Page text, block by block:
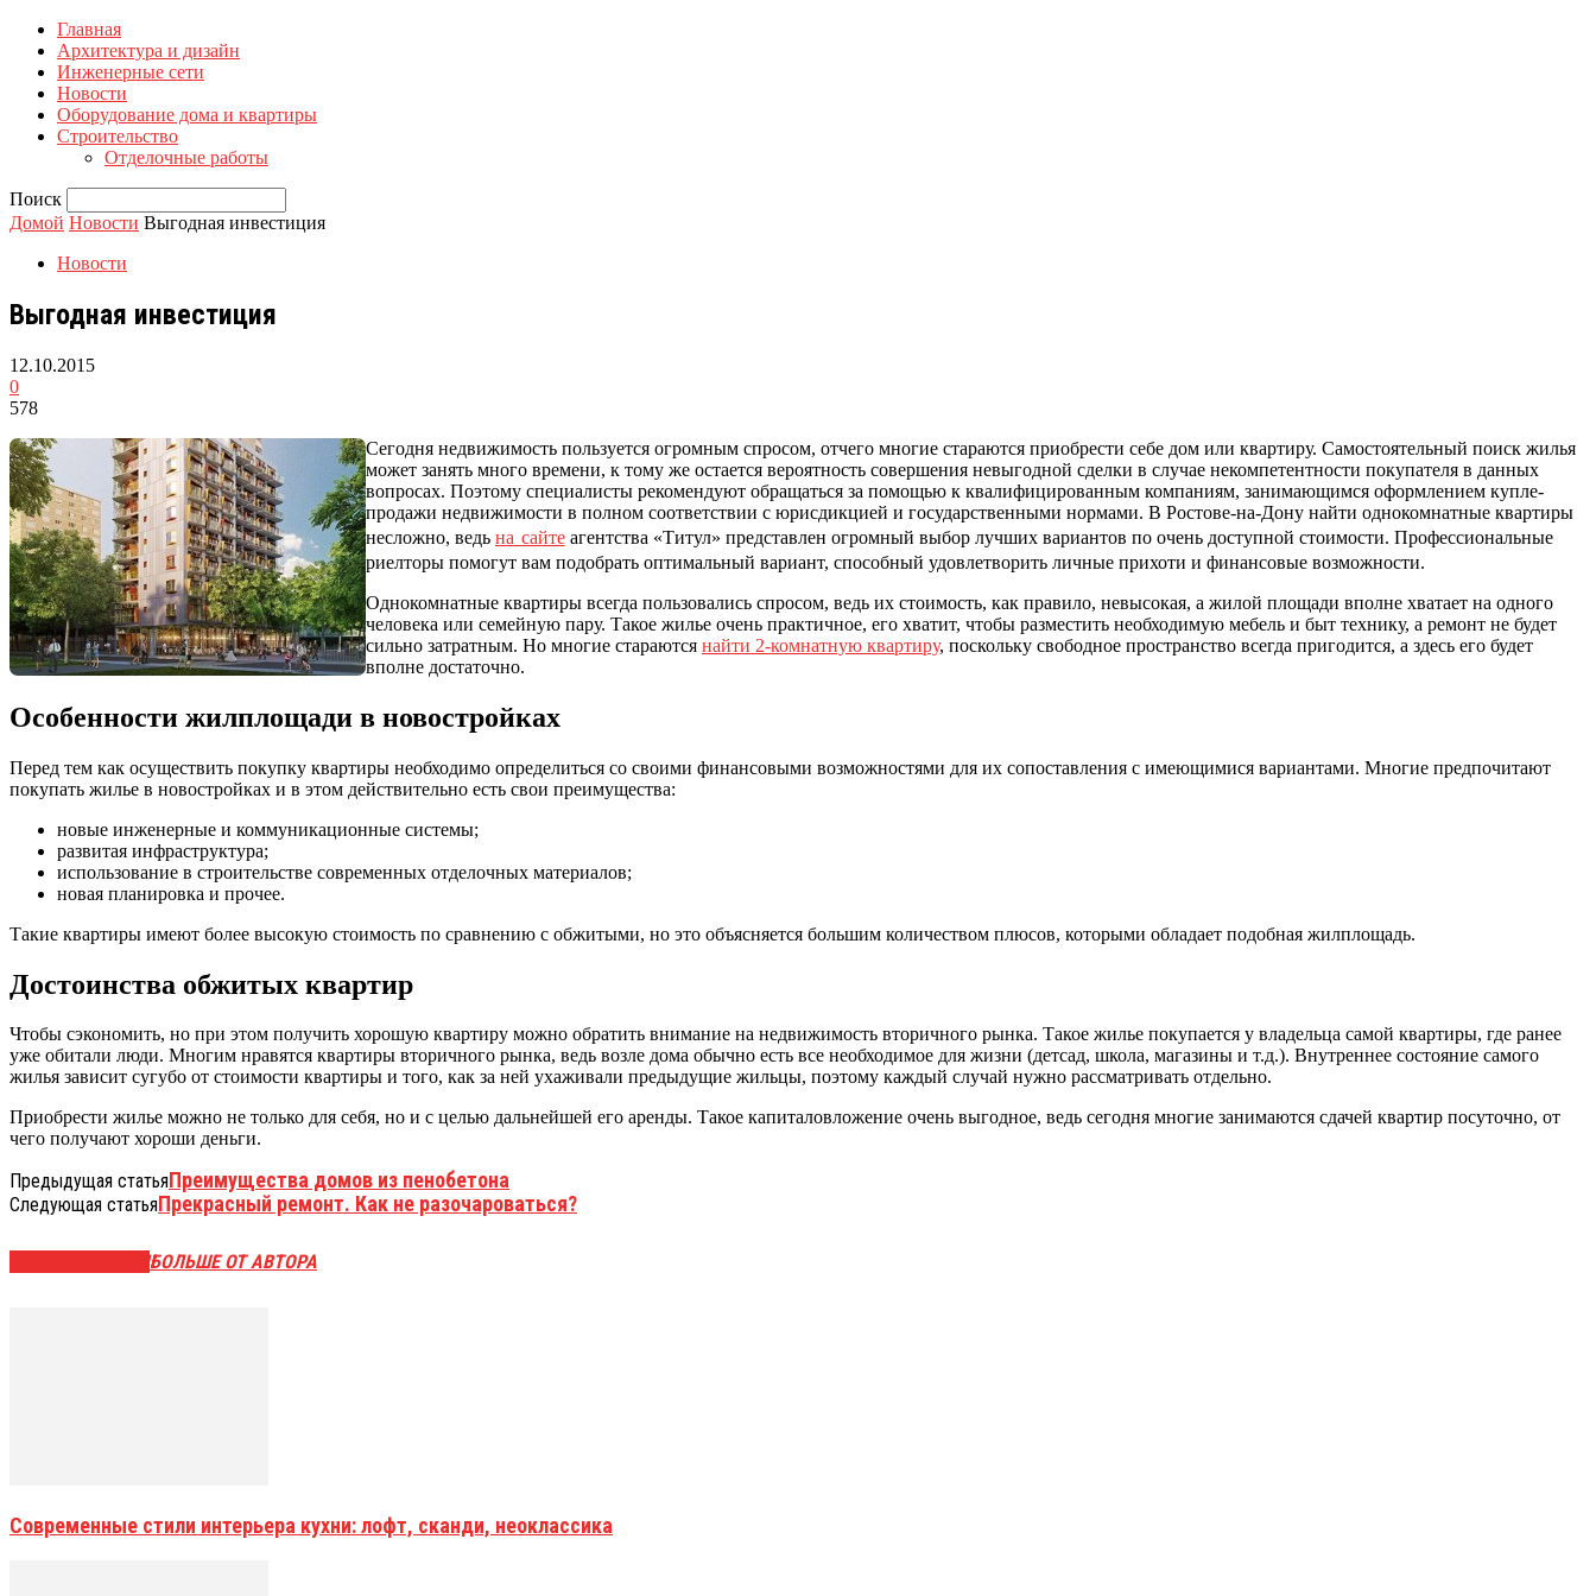
Главная
Архитектура и дизайн
Инженерные сети
Новости
Оборудование дома и квартиры
Строительство
Отделочные работы
Поиск
Домой Новости Выгодная инвестиция
Новости
Выгодная инвестиция
12.10.2015
0
578
Сегодня недвижимость пользуется огромным спросом, отчего многие стараются приобрести себе дом или квартиру. Самостоятельный поиск жилья
может занять много времени, к тому же остается вероятность совершения невыгодной сделки в случае некомпетентности покупателя в данных
вопросах. Поэтому специалисты рекомендуют обращаться за помощью к квалифицированным компаниям, занимающимся оформлением купле-
продажи недвижимости в полном соответствии с юрисдикцией и государственными нормами. В Ростове-на-Дону найти однокомнатные квартиры
несложно, ведь на сайтеагентства «Титул» представлен огромный выбор лучших вариантов по очень доступной стоимости. Профессиональные
риелторы помогут вам подобрать оптимальный вариант, способный удовлетворить личные прихоти и финансовые возможности.
Однокомнатные квартиры всегда пользовались спросом, ведь их стоимость, как правило, невысокая, а жилой площади вполне хватает на одного
человека или семейную пару. Такое жилье очень практичное, его хватит, чтобы разместить необходимую мебель и быт технику, а ремонт не будет
сильно затратным. Но многие стараются найти 2-комнатную квартиру, поскольку свободное пространство всегда пригодится, а здесь его будет
вполне достаточно.
Особенности жилплощади в новостройках
Перед тем как осуществить покупку квартиры необходимо определиться со своими финансовыми возможностями для их сопоставления с имеющимися вариантами. Многие предпочитают
покупать жилье в новостройках и в этом действительно есть свои преимущества:
новые инженерные и коммуникационные системы;
развитая инфраструктура;
использование в строительстве современных отделочных материалов;
новая планировка и прочее.
Такие квартиры имеют более высокую стоимость по сравнению с обжитыми, но это объясняется большим количеством плюсов, которыми обладает подобная жилплощадь.
Достоинства обжитых квартир
Чтобы сэкономить, но при этом получить хорошую квартиру можно обратить внимание на недвижимость вторичного рынка. Такое жилье покупается у владельца самой квартиры, где ранее
уже обитали люди. Многим нравятся квартиры вторичного рынка, ведь возле дома обычно есть все необходимое для жизни (детсад, школа, магазины и т.д.). Внутреннее состояние самого
жилья зависит сугубо от стоимости квартиры и того, как за ней ухаживали предыдущие жильцы, поэтому каждый случай нужно рассматривать отдельно.
Приобрести жилье можно не только для себя, но и с целью дальнейшей его аренды. Такое капиталовложение очень выгодное, ведь сегодня многие занимаются сдачей квартир посуточно, от
чего получают хороши деньги.
Предыдущая статьяПреимущества домов из пенобетона
Следующая статьяПрекрасный ремонт. Как не разочароваться?
БОЛЬШЕ ОТ АВТОРА
Современные стили интерьера кухни: лофт, сканди, неоклассика